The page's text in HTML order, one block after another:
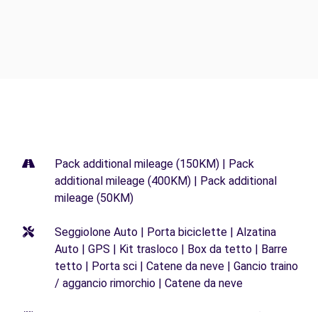
Pack additional mileage (150KM) | Pack
additional mileage (400KM) | Pack additional
mileage (50KM)
Seggiolone Auto | Porta biciclette | Alzatina
Auto | GPS | Kit trasloco | Box da tetto | Barre
tetto | Porta sci | Catene da neve | Gancio traino
/ aggancio rimorchio | Catene da neve